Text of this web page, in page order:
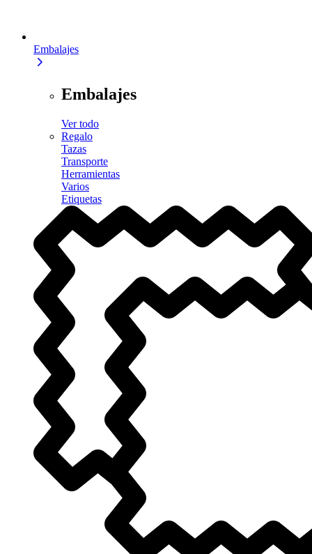
Embalajes
Embalajes
Ver todo
Regalo
Tazas
Transporte
Herramientas
Varios
Etiquetas